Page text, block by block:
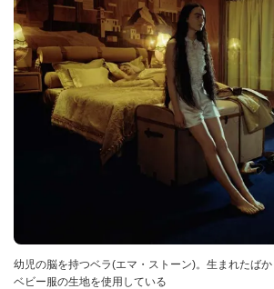
幼児の脳を持つベラ(エマ・ストーン)。生まれたば
ベビー服の生地を使用している